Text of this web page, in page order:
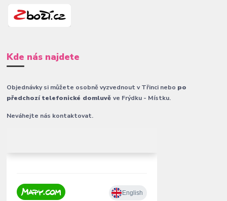
Kde nás najdete
Objednávky si můžete osobně vyzvednout v Třinci nebo po
předchozí telefonické domluvěve Frýdku - Místku.
Neváhejte nás kontaktovat.